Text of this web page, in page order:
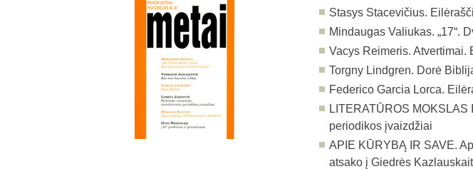
Stasys Stacevičius.
Mindaugas Valiukas. „17“.
Vacys Reimeris. Atvertimai.
Torgny Lindgren. Dorė
Federico Garcia Lorca.
LITERATŪROS
periodikos įvaizdžiai
APIE KŪRYBĄ IR SAVE.
atsako į Giedrės